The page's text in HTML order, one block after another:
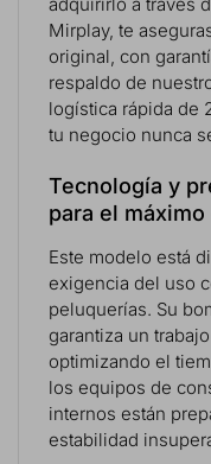
Mirplay, te
original, con
respaldo de
logística rápida de
tu negocio nunca
Tecnología y
para el
Este modelo está
exigencia del uso
peluquerías. Su
garantiza un
optimizando el
los equipos de
internos están
estabilidad